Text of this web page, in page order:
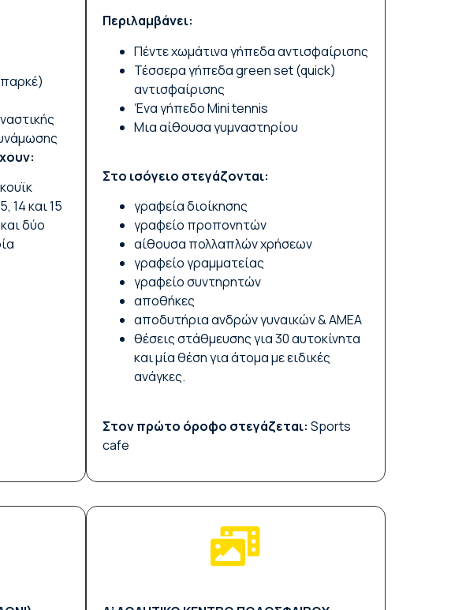
14 και 15
δύο
Περιλαμβάνει:
Πέντε χωμάτινα γήπεδα αντισφαίρισης
Τέσσερα γήπεδα green set (quick)
αντισφαίρισης
Ένα γήπεδο Mini tennis
Μια αίθουσα γυμναστηρίου
Στο ισόγειο στεγάζονται:
γραφεία διοίκησης
γραφείο προπονητών
αίθουσα πολλαπλών χρήσεων
γραφείο γραμματείας
γραφείο συντηρητών
αποθήκες
αποδυτήρια ανδρών γυναικών & ΑΜΕΑ
θέσεις στάθμευσης για 30 αυτοκίνητα
και μία θέση για άτομα με ειδικές
ανάγκες.
Στον πρώτο όροφο στεγάζεται: Sports
cafe